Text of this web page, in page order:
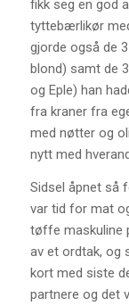
fikk seg en god
tyttebærlikør
gjorde også de
blond) samt de
og Eple) han
fra kraner fra
med nøtter og
nytt med
Sidsel åpnet så
var tid for mat
tøffe maskuline
av et ordtak, og
kort med siste
partnere og det